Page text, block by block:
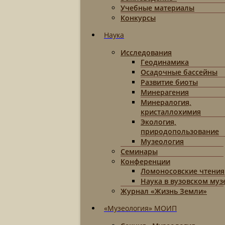
Учебные материалы
Конкурсы
Наука
Исследования
Геодинамика
Осадочные бассейны
Развитие биоты
Минерагения
Минералогия,
кристаллохимия
Экология,
природопользование
Музеология
Семинары
Конференции
Ломоносовские чтения
Наука в вузовском
Журнал «Жизнь Земли»
«Музеология» МОИП